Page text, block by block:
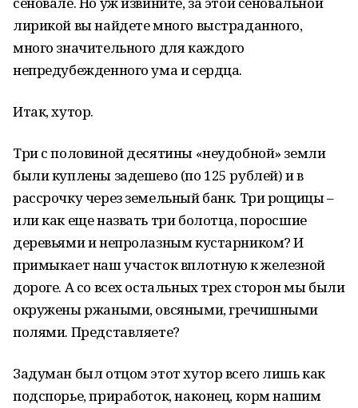
лирикой вы найдете много выстраданного,
много значительного для каждого
непредубежденного ума и сердца.
Итак, хутор.
Три с половиной десятины «неудобной» земли
были куплены задешево (по 125 рублей) и в
рассрочку через земельный банк. Три рощицы –
или как еще назвать три болотца, поросшие
деревьями и непролазным кустарником? И
примыкает наш участок вплотную к железной
дороге. А со всех остальных трех сторон мы были
окружены ржаными, овсяными, гречишными
полями. Представляете?
Задуман был отцом этот хутор всего лишь как
подспорье, приработок, наконец, корм нашим